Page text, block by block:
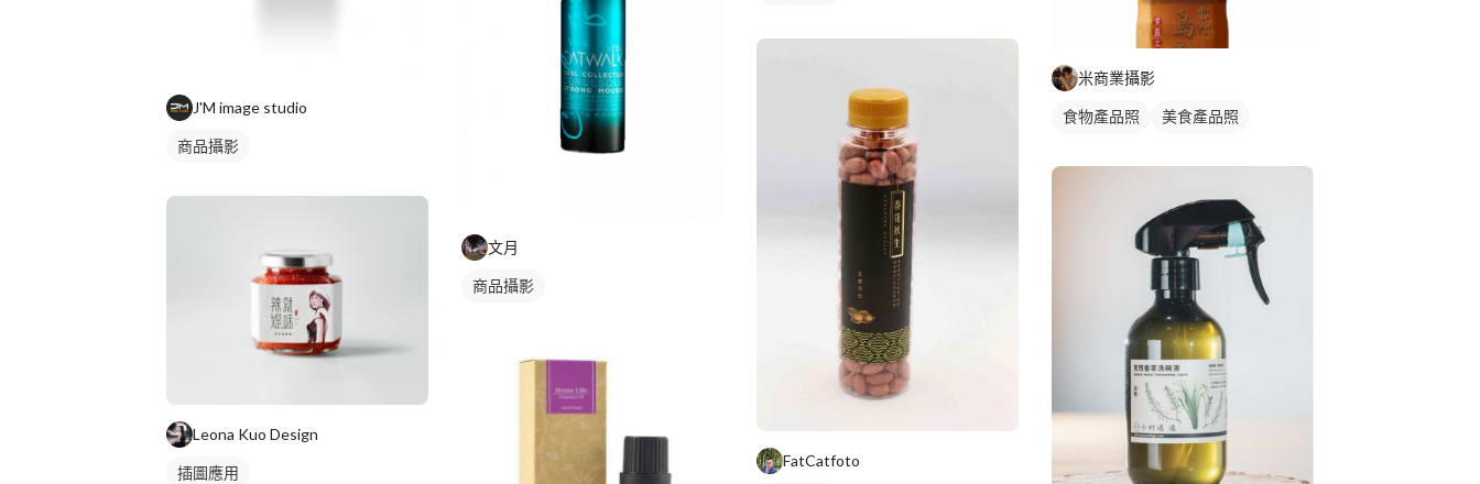
J'M image studio
商品攝影
Leona Kuo Design
插圖應用
文月
商品攝影
FatCatfoto
米商業攝影
食物產品照 美食產品照